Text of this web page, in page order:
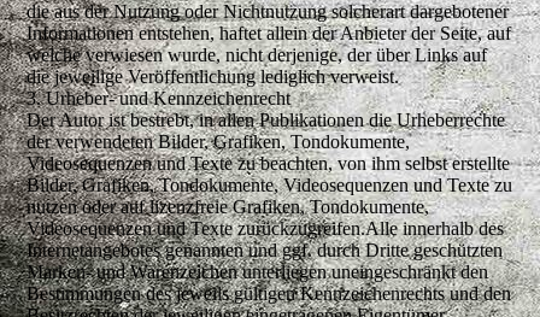
die aus der Nutzung oder Nichtnutzung solcherart dargebotener
Informationen entstehen, haftet allein der Anbieter der Seite, auf
welche verwiesen wurde, nicht derjenige, der über Links auf
die jeweilige Veröffentlichung lediglich verweist.
3. Urheber- und Kennzeichenrecht
Der Autor ist bestrebt, in allen Publikationen die Urheberrechte
der verwendeten Bilder, Grafiken, Tondokumente,
Videosequenzen und Texte zu beachten, von ihm selbst erstellte
Bilder, Grafiken, Tondokumente, Videosequenzen und Texte zu
nutzen oder auf lizenzfreie Grafiken, Tondokumente,
Videosequenzen und Texte zurückzugreifen.Alle innerhalb des
Internetangebotes genannten und ggf. durch Dritte geschützten
Marken- und Warenzeichen unterliegen uneingeschränkt den
Bestimmungen des jeweils gültigen Kennzeichenrechts und den